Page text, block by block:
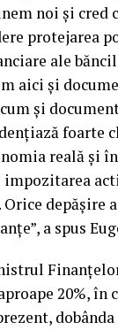
noi şi cred
protejarea
ale
aici şi
şi
foarte
reală şi
impozitarea
Orice depăşire
a spus
20%,